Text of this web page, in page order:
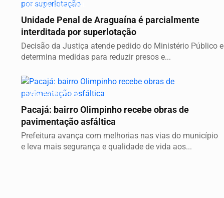
SISTEMA PRISIONAL
Unidade Penal de Araguaína é parcialmente
interditada por superlotação
Decisão da Justiça atende pedido do Ministério Público e
determina medidas para reduzir presos e...
INFRAESTRUTURA
Pacajá: bairro Olimpinho recebe obras de
pavimentação asfáltica
Prefeitura avança com melhorias nas vias do município
e leva mais segurança e qualidade de vida aos...